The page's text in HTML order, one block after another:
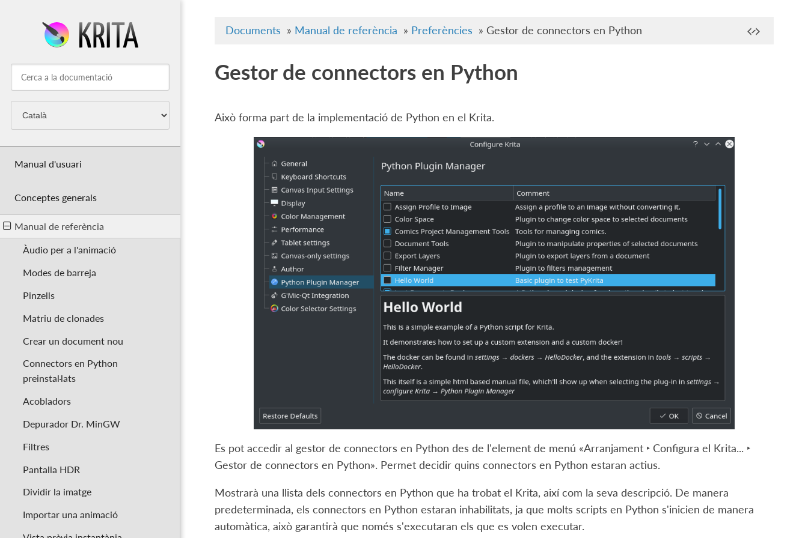
Manual d'usuari
Conceptes generals
Manual de referència
Àudio per a l'animació
Modes de barreja
Pinzells
Matriu de clonades
Crear un document nou
Connectors en Python
preinstal·lats
Acobladors
Depurador Dr. MinGW
Filtres
Pantalla HDR
Dividir la imatge
Importar una animació
Documents » Manual de referència » Preferències » Gestor de connectors en Python
Gestor de connectors en Python
Això forma part de la implementació de Python en el Krita.
Es pot accedir al gestor de connectors en Python des de l'element de menú «Arranjament ‣ Configura el Krita... ‣
Gestor de connectors en Python». Permet decidir quins connectors en Python estaran actius.
Mostrarà una llista dels connectors en Python que ha trobat el Krita, així com la seva descripció. De manera
predeterminada, els connectors en Python estaran inhabilitats, ja que molts scripts en Python s'inicien de manera
automàtica, això garantirà que només s'executaran els que es volen executar.